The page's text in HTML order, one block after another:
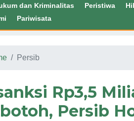
dan Kriminalitas Peristiwa
Pariwisata
Persib
Rp3,5
Persib